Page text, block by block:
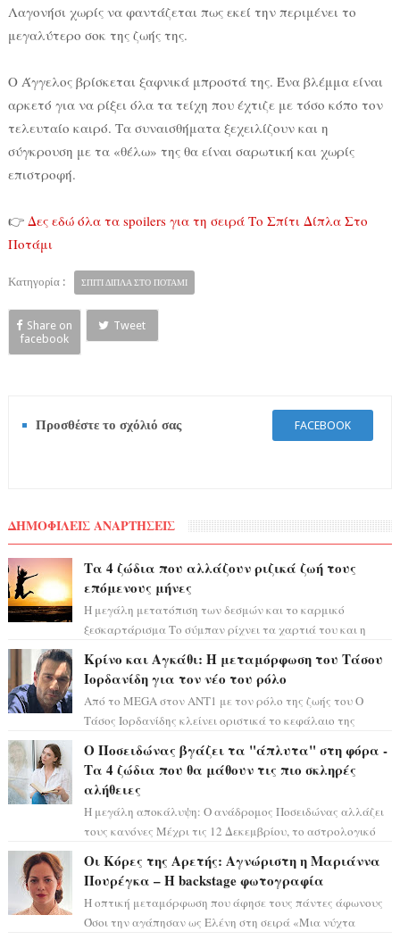
Λαγονήσι χωρίς να φαντάζεται πως εκεί την περιμένει το
μεγαλύτερο σοκ της ζωής της.
Ο Άγγελος βρίσκεται ξαφνικά μπροστά της. Ένα βλέμμα είναι
αρκετό για να ρίξει όλα τα τείχη που έχτιζε με τόσο κόπο τον
τελευταίο καιρό. Τα συναισθήματα ξεχειλίζουν και η
σύγκρουση με τα «θέλω» της θα είναι σαρωτική και χωρίς
επιστροφή.
👉 Δες εδώ όλα τα spoilers για τη σειρά Το Σπίτι Δίπλα Στο
Ποτάμι
Κατηγορία : ΣΠΙΤΙ ΔΙΠΛΑ ΣΤΟ ΠΟΤΑΜΙ
Share on
facebook
Tweet
Προσθέστε το σχόλιό σας FACEBOOK
ΔΗΜΟΦΙΛΕΙΣ ΑΝΑΡΤΗΣΕΙΣ
Τα 4 ζώδια που αλλάζουν ριζικά ζωή τους
επόμενους μήνες
Η μεγάλη μετατόπιση των δεσμών και το καρμικό
ξεσκαρτάρισμα Το σύμπαν ρίχνει τα χαρτιά του και η
Κρίνο και Αγκάθι: Η μεταμόρφωση του Τάσου
Ιορδανίδη για τον νέο του ρόλο
Από το MEGA στον ΑΝΤ1 με τον ρόλο της ζωής του Ο
Τάσος Ιορδανίδης κλείνει οριστικά το κεφάλαιο της
Ο Ποσειδώνας βγάζει τα "άπλυτα" στη φόρα -
Τα 4 ζώδια που θα μάθουν τις πιο σκληρές
αλήθειες
Η μεγάλη αποκάλυψη: Ο ανάδρομος Ποσειδώνας αλλάζει
τους κανόνες Μέχρι τις 12 Δεκεμβρίου, το αστρολογικό
Οι Κόρες της Αρετής: Αγνώριστη η Μαριάννα
Πουρέγκα – H backstage φωτογραφία
Η οπτική μεταμόρφωση που άφησε τους πάντες άφωνους
Όσοι την αγάπησαν ως Ελένη στη σειρά «Μια νύχτα